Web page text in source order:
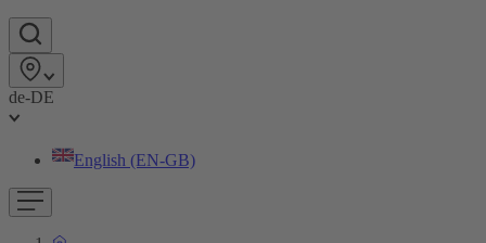
de-DE
English (EN-GB)